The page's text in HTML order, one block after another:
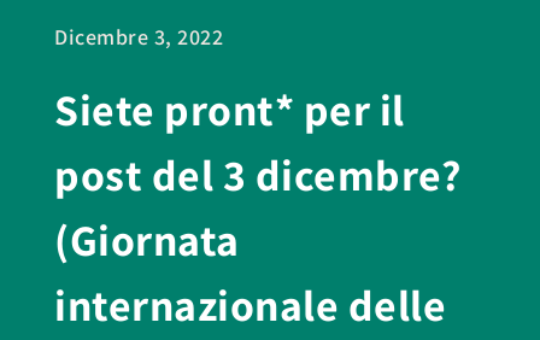
Dicembre 3, 2022
Siete pront* per il
post del 3 dicembre?
(Giornata
internazionale delle